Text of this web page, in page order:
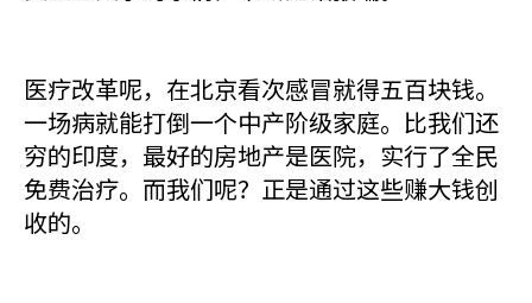
医疗改革呢，在北京看次感冒就得五百块钱。
一场病就能打倒一个中产阶级家庭。比我们还
穷的印度，最好的房地产是医院，实行了全民
免费治疗。而我们呢？正是通过这些赚大钱创
收的。